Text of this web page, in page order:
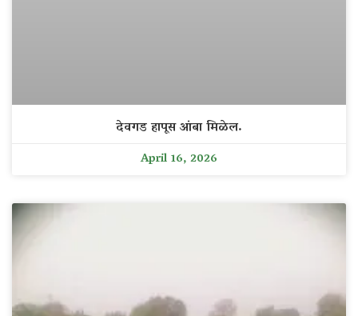
देवगड हापूस आंबा मिळेल.
April 16, 2026